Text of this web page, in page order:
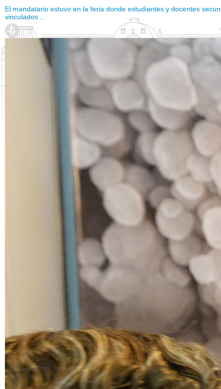
El mandatario estuvo en la feria donde estudiantes y docentes
vinculados ...